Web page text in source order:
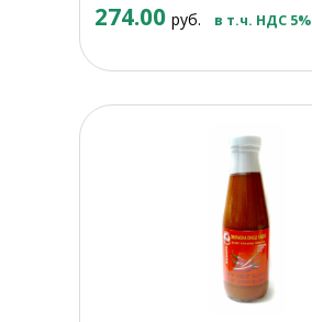
274.00 руб. в т.ч. НДС 5%